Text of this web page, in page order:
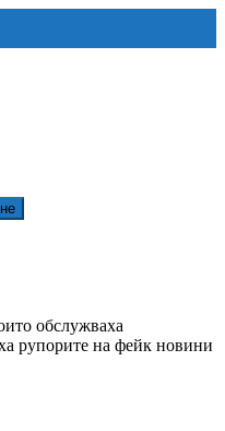
обслужваха
рупорите на фейк новини